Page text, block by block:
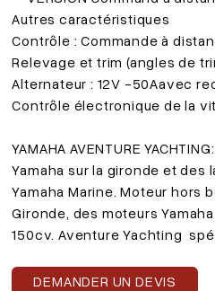
Autres caractéristiques
Contrôle : Commande à
Relevage et trim (angles de
Alternateur : 12V -50Aavec
Contrôle électronique de la
YAMAHA AVENTURE
Yamaha sur la gironde et
Yamaha Marine. Moteur hors
Gironde, des moteurs
150cv. Aventure Yachting
DEMANDER UN DEVIS